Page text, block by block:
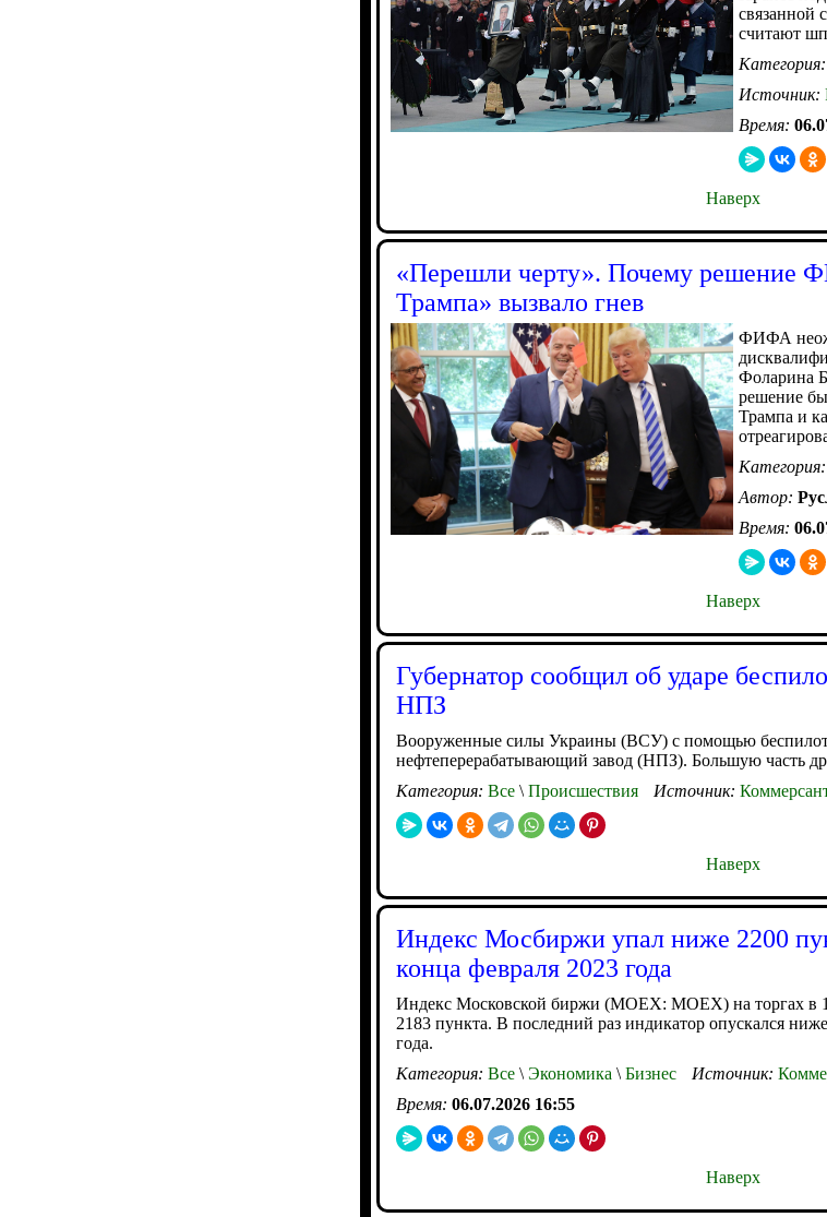
связанной
считают
Категория:
Источник:
Время:
Наверх
«Перешли черту». Почему решение
Трампа» вызвало гнев
ФИФА
Фоларина
решение
Трампа и
Категория:
Автор:
Время:
Наверх
Губернатор сообщил об ударе
НПЗ
Вооруженные силы Украины (ВСУ) с помощью
нефтеперерабатывающий завод (НПЗ). Большую часть
Категория: Все \ Происшествия Источник:
Наверх
Индекс Мосбиржи упал ниже 2200
конца февраля 2023 года
Индекс Московской биржи (MOEX: MOEX) на торгах в
2183 пункта. В последний раз индикатор опускался
года.
Категория: Все \ Экономика \ Бизнес Источник:
Время: 06.07.2026 16:55
Наверх